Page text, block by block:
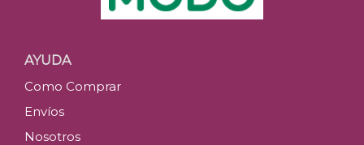
AYUDA
Como Comprar
Envíos
Nosotros